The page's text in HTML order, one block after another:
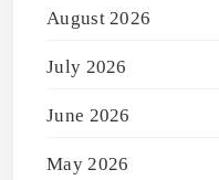
August 2026
July 2026
June 2026
May 2026